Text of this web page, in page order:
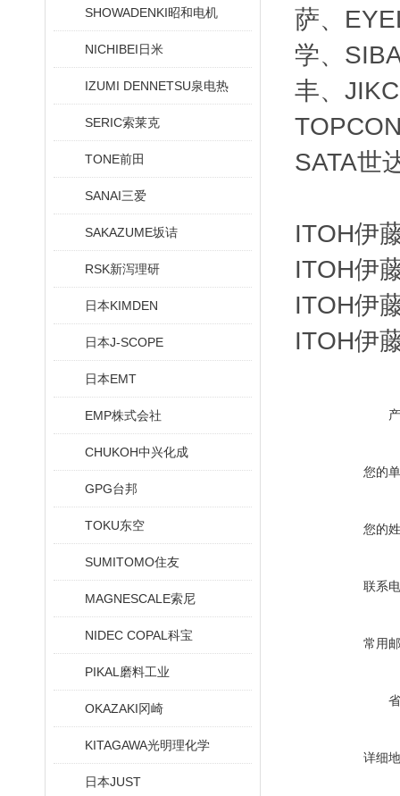
SHOWADENKI昭和电机
NICHIBEI日米
IZUMI DENNETSU泉电热
SERIC索莱克
TONE前田
SANAI三爱
SAKAZUME坂诘
RSK新泻理研
日本KIMDEN
日本J-SCOPE
日本EMT
EMP株式会社
CHUKOH中兴化成
GPG台邦
TOKU东空
SUMITOMO住友
MAGNESCALE索尼
NIDEC COPAL科宝
PIKAL磨料工业
OKAZAKI冈崎
KITAGAWA光明理化学
日本JUST
萨、
学、
丰、
SATA世
ITOH伊
ITOH伊
ITOH伊
ITOH伊
您的
您的
联系
常用
详细